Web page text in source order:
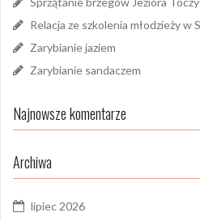
Relacja ze szkolenia młodzieży
Zarybianie jaziem
Zarybianie sandaczem
Najnowsze komentarze
Archiwa
lipiec 2026